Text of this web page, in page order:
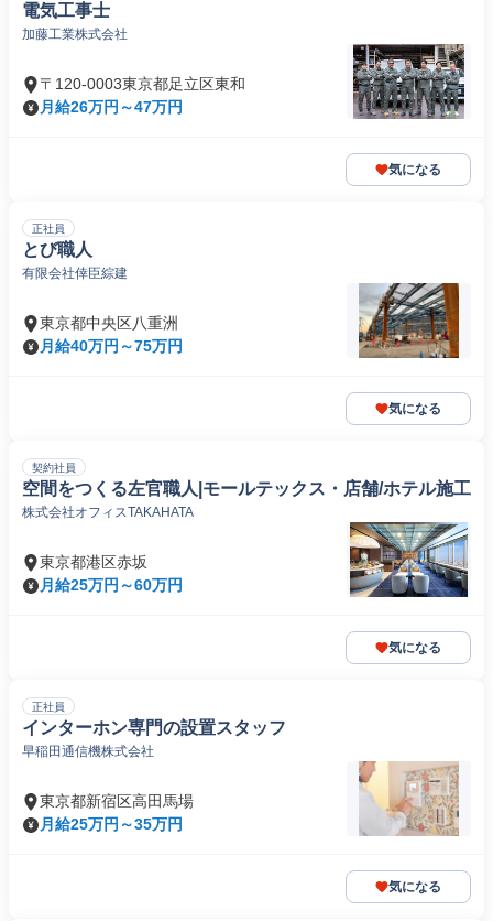
電気工事士
加藤工業株式会社
〒120-0003東京都足立区東和
月給26万円～47万円
気になる
正社員
とび職人
有限会社倖臣綜建
東京都中央区八重洲
月給40万円～75万円
気になる
契約社員
空間をつくる左官職人|モールテックス・店舗/ホテル施工
株式会社オフィスTAKAHATA
東京都港区赤坂
月給25万円～60万円
気になる
正社員
インターホン専門の設置スタッフ
早稲田通信機株式会社
東京都新宿区高田馬場
月給25万円～35万円
気になる